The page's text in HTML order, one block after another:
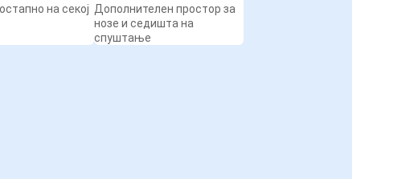
на секој Дополнителен простор за
нозе и седишта на
спуштање